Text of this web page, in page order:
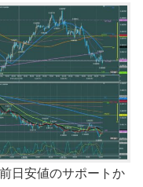
日安値のサポートか